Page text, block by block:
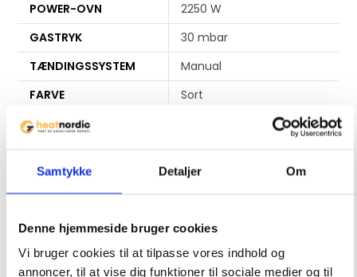
Samtykke Detaljer Om
Denne hjemmeside bruger cookies
Vi bruger cookies til at tilpasse vores indhold og
annoncer, til at vise dig funktioner til sociale medier og til
o
i
t
i
POWER-OVN
2250 W
GASTRYK
30 mbar
TÆNDINGSSYSTEM
Manual
FARVE
Sort
BREDDE
HØJDE
83 – 85 cm